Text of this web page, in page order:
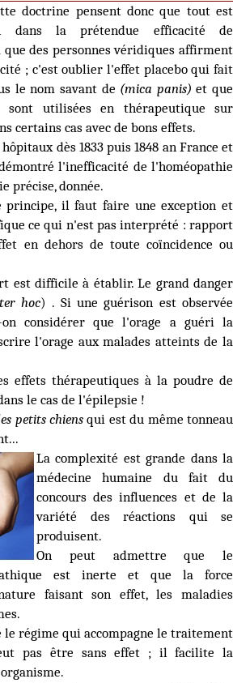
doctrine pensent donc que tout est
dans la prétendue efficacité de
des personnes véridiques affirment
; c'est oublier l'effet placebo qui fait
le nom savant de (mica panis) et que
sont utilisées en thérapeutique sur
certains cas avec de bons effets.
dès 1833 puis 1848 an France et
l'inefficacité de l'homéopathie
précise, donnée.
principe, il faut faire une exception et
ce qui n'est pas interprété : rapport
en dehors de toute coïncidence ou
est difficile à établir. Le grand danger
hoc) . Si une guérison est observée
considérer que l'orage a guéri la
l'orage aux malades atteints de la
effets thérapeutiques à la poudre de
le cas de l'épilepsie !
petits chiensqui est du même tonneau
La complexité est grande dans la
médecine humaine du fait du
concours des influences et de la
variété des réactions qui se
produisent.
On peut admettre que le
est inerte et que la force
faisant son effet, les maladies
régime qui accompagne le traitement
pas être sans effet ; il facilite la